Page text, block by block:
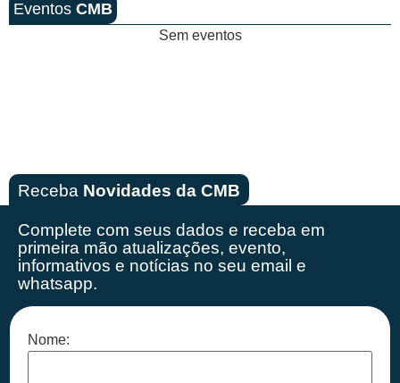
Eventos CMB
Sem eventos
Receba Novidades da CMB
Complete com seus dados e receba em
primeira mão atualizações, evento,
informativos e notícias no seu email e
whatsapp.
Nome: